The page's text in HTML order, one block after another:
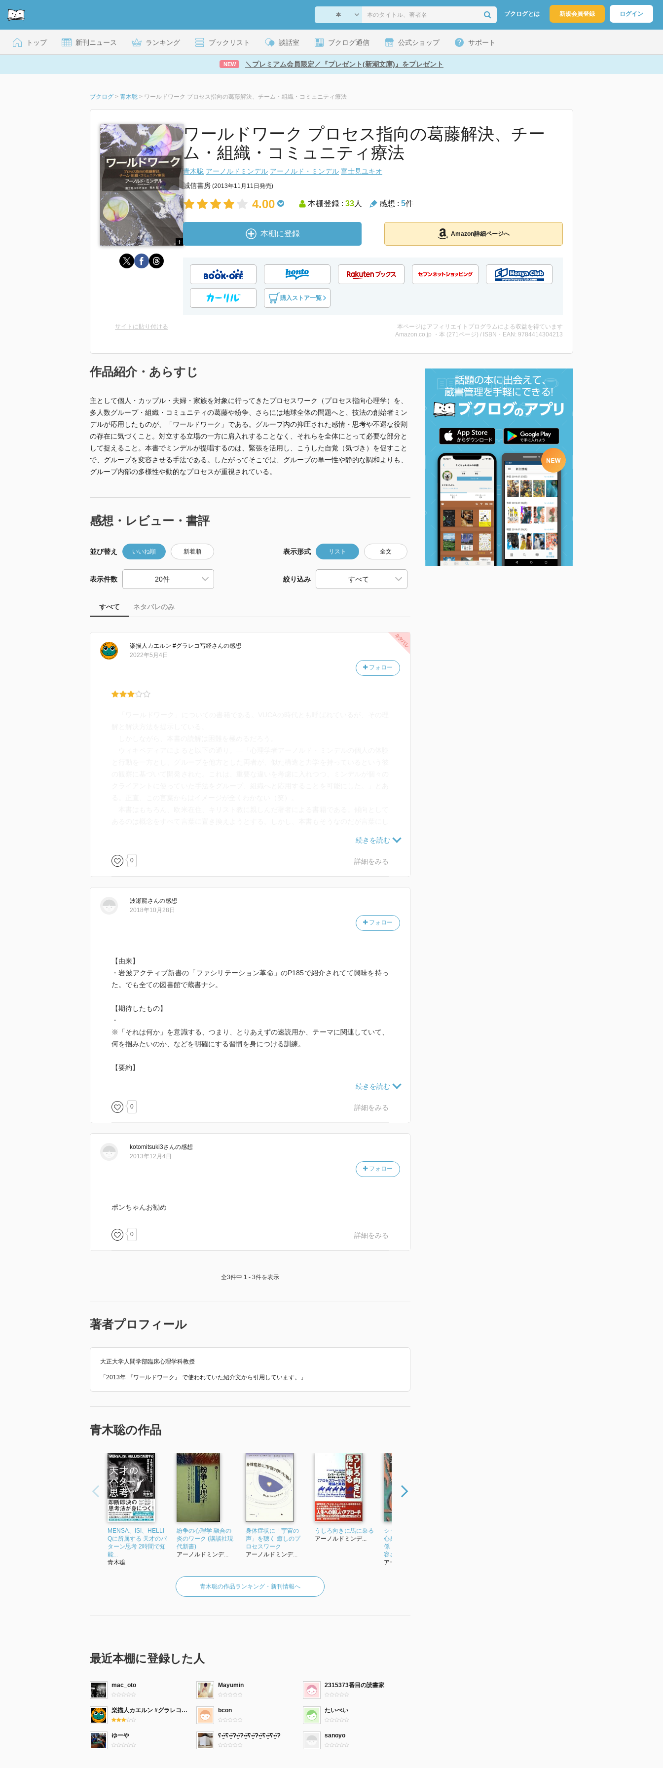
ブクログとは 新規会員登録 ログイン
トップ 新刊ニュース ランキング ブックリスト 談話室 ブクログ通信 公式ショップ サポート
NEW ＼プレミアム会員限定／『プレゼント(新潮文庫)』をプレゼント
ブクログ > 青木聡 > ワールドワーク プロセス指向の葛藤解決、チーム・組織・コミュニティ療法
ワールドワーク プロセス指向の葛藤解決、チー
ム・組織・コミュニティ療法
青木聡 アーノルドミンデル アーノルド・ミンデル 富士見ユキオ
誠信書房 (2013年11月11日発売)
4.00 本棚登録 : 33人 感想 : 5件
本棚に登録 Amazon詳細ページへ
購入ストア一覧
サイトに貼り付ける
本ページはアフィリエイトプログラムによる収益を得ています
Amazon.co.jp ・本 (271ページ) / ISBN・EAN: 9784414304213
作品紹介・あらすじ
主として個人・カップル・夫婦・家族を対象に行ってきたプロセスワーク（プロセス指向心理学）を、
多人数グループ・組織・コミュニティの葛藤や紛争、さらには地球全体の問題へと、技法の創始者ミン
デルが応用したものが、「ワールドワーク」である。グループ内の抑圧された感情・思考や不遇な役割
の存在に気づくこと。対立する立場の一方に肩入れすることなく、それらを全体にとって必要な部分と
して捉えること。本書でミンデルが提唱するのは、緊張を活用し、こうした自覚（気づき）を促すこと
で、グループを変容させる手法である。したがってそこでは、グループの単一性や静的な調和よりも、
グループ内部の多様性や動的なプロセスが重視されている。
感想・レビュー・書評
並び替え いいね順 新着順 表示形式 リスト 全文
表示件数 絞り込み
すべて ネタバレのみ
楽描人カエルン #グラレコ写経さんの感想
フォロー
2022年5月4日
とある経験や知識、例えば「タイス式（苫米地式）コーチング」「アドラー心理学」
「引き寄せの法則」等…があれば、文章からも何を表現したかったのかをリアリティをを
持って体験することができる。「ワールドワーク」も含めてこれらは互換性があるから。
は急速に深めるということだけはわかった。たぶん。
0 詳細をみる
波瀬龍さんの感想
フォロー
2018年10月28日
【由来】
・岩波アクティブ新書の「ファシリテーション革命」のP185で紹介されてて興味を持っ
た。でも全ての図書館で蔵書ナシ。
【期待したもの】
・
※「それは何か」を意識する、つまり、とりあえずの速読用か、テーマに関連していて、
何を掴みたいのか、などを明確にする習慣を身につける訓練。
【要約】
【ノート】
・
0 詳細をみる
kotomitsuki3さんの感想
フォロー
2013年12月4日
ポンちゃんお勧め
0 詳細をみる
全3件中 1 - 3件を表示
著者プロフィール
大正大学人間学部臨床心理学科教授
「2013年 『ワールドワーク』 で使われていた紹介文から引用しています。」
青木聡の作品
MENSA、ISI、HELLI
Qに所属する 天才のパ
ターン思考 2時間で知
能...
青木聡
紛争の心理学 融合の
炎のワーク (講談社現
代新書)
アーノルドミンデ...
身体症状に「宇宙の
声」を聴く 癒しのプ
ロセスワーク
アーノルドミンデ...
うしろ向きに馬に乗る
アーノルドミンデ...
シャーマンズボディ
心身の健康・人間関
係・コミュニティを変
容させる新しいシャ...
アーノルドミンデ...
青木聡の作品ランキング・新刊情報へ
最近本棚に登録した人
mac_oto Mayumin 2315373番目の読書家
楽描人カエルン #グラレコ写経 bcon たいぺい
ゆーや ʕ•̫͡•ʕ•̫͡•ʔ•̫͡•ʔ•̫͡•ʕ•̫͡•ʔ•̫͡•ʕ•̫͡•ʕ•̫͡•ʔ sanoyo